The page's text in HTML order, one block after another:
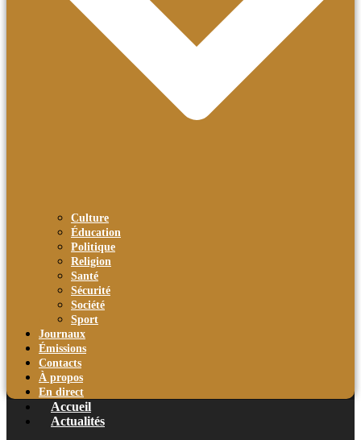
Culture
Éducation
Politique
Religion
Santé
Sécurité
Société
Sport
Journaux
Émissions
Contacts
À propos
En direct
Accueil
Actualités